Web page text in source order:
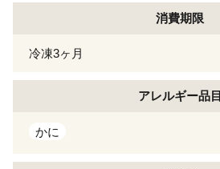
消費期限
冷凍3ヶ月
アレルギー品目
かに